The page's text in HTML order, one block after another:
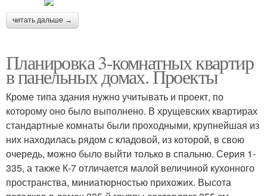
читать дальше →
Планировка 3-комнатных квартир
в панельных домах. Проекты
Кроме типа здания нужно учитывать и проект, по
которому оно было выполнено. В хрущевских квартирах
стандартные комнаты были проходными, крупнейшая из
них находилась рядом с кладовой, из которой, в свою
очередь, можно было выйти только в спальню. Серия 1-
335, а также К-7 отличается малой величиной кухонного
пространства, миниатюрностью прихожих. Высота